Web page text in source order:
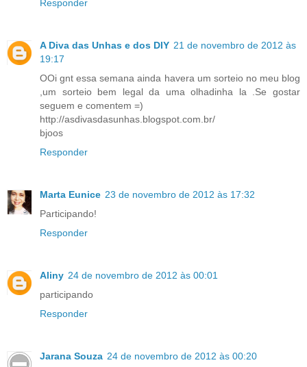
Responder
A Diva das Unhas e dos DIY 21 de novembro de 2012 às
19:17
OOi gnt essa semana ainda havera um sorteio no meu blog
,um sorteio bem legal da uma olhadinha la .Se gostar
seguem e comentem =)
http://asdivasdasunhas.blogspot.com.br/
bjoos
Responder
Marta Eunice 23 de novembro de 2012 às 17:32
Participando!
Responder
Aliny 24 de novembro de 2012 às 00:01
participando
Responder
Jarana Souza 24 de novembro de 2012 às 00:20